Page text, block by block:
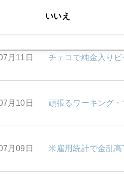
月12日 カリフォルニアで3
月11日 チェコで純金入りビ
月10日 頑張るワーキング・
月09日 米雇用統計で金乱高
いいえ